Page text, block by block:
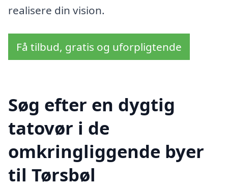
realisere din vision.
Få tilbud, gratis og uforpligtende
Søg efter en dygtig
tatovør i de
omkringliggende byer
til Tørsbøl